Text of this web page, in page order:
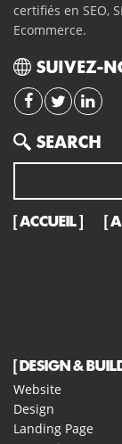
certifiés en SEO,
Ecommerce.
SUIVEZ-
SEARCH
Search
ACCUEIL A
DESIGN &
Website
Design
Landing Page